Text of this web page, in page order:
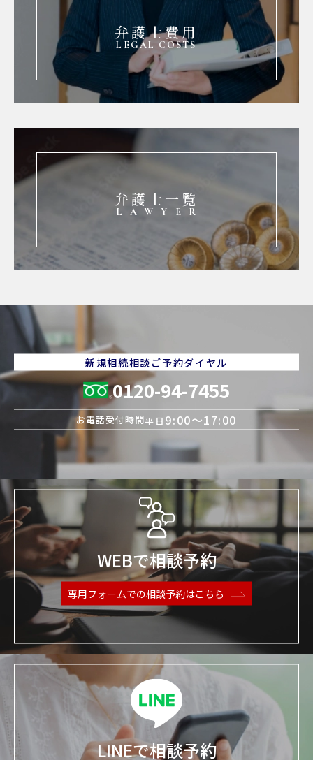
弁護士費用
LEGAL COSTS
弁護士一覧
LAWYER
新規相続相談ご予約ダイヤル
0120-94-7455
お電話受付時間平日 9:00〜17:00
WEBで相談予約
専用フォームでの相談予約はこちら
LINEで相談予約